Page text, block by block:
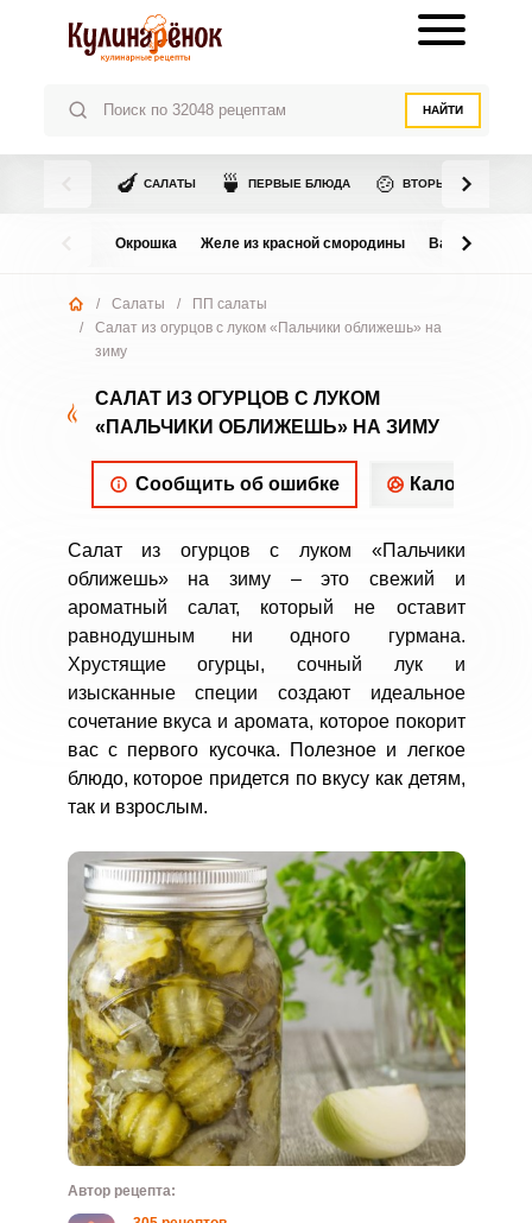
НАЙТИ
🍆 САЛАТЫ 🍵 ПЕРВЫЕ БЛЮДА 🍲 ВТОРЫЕ БЛЮДА
Окрошка Желе из красной смородины Варенье из
/ Салаты /
ПП салаты
/
Салат из огурцов с луком «Пальчики оближешь» на
зиму
САЛАТ ИЗ ОГУРЦОВ С ЛУКОМ
«ПАЛЬЧИКИ ОБЛИЖЕШЬ» НА ЗИМУ
Сообщить об ошибке
Салат из огурцов с луком «Пальчики
оближешь» на зиму – это свежий и
ароматный салат, который не оставит
равнодушным ни одного гурмана.
Хрустящие огурцы, сочный лук и
изысканные специи создают идеальное
сочетание вкуса и аромата, которое покорит
вас с первого кусочка. Полезное и легкое
блюдо, которое придется по вкусу как детям,
так и взрослым.
Автор рецепта: